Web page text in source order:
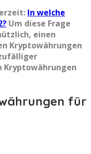
In welche
Um diese Frage
einen
Kryptowährungen
Kryptowährungen
für